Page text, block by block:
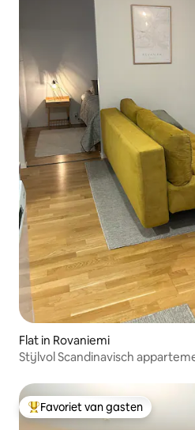
Flat in Rovaniemi
Stijlvol Scandinavisch
Topfavoriet van gasten
Favoriet van gasten